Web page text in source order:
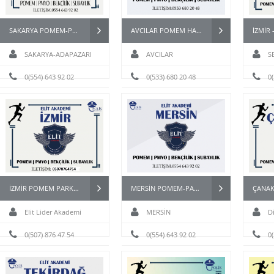
HAZIRLIK KURSU
İNCELE PAEM PMYO KURSU
KURSU DETAYLI İNCELE
SAKARYA POMEM-PAEM-PMYO-PÖH- HAZIRLIK KURSU
SAKARYA-ADAPAZARI
0(554) 643 92 02
AVCILAR POMEM HAZIRLIK
AVCILAR
0(533) 680 20 48
İZMİR POMEM PARKURLARI
Elit Lider Akademi
0(507) 876 47 54
MERSİN POMEM-PAEM-PMYO-PÖH- HAZIRLIK KURSU
MERSİN
0(554) 643 92 02